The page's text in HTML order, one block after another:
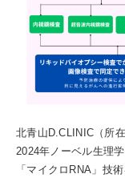
北青山D.CLINIC（所
2024年ノーベル生理
「マイクロRNA」技